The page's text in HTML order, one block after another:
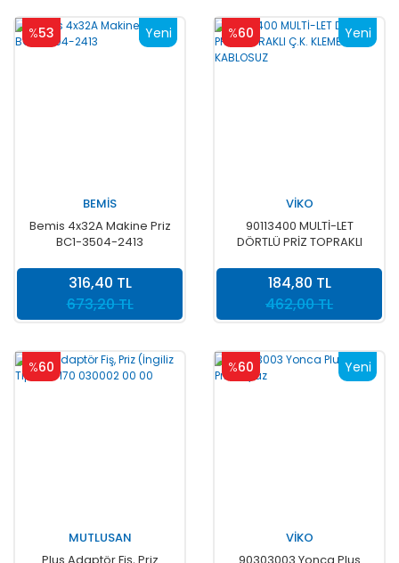
Yeni
%53
BEMİS
Bemis 4x32A Makine Priz
BC1-3504-2413
673,20 TL
316,40 TL
Yeni
%60
VİKO
90113400 MULTİ-LET
DÖRTLÜ PRİZ TOPRAKLI
462,00 TL
184,80 TL
%60
MUTLUSAN
Yeni
%60
VİKO